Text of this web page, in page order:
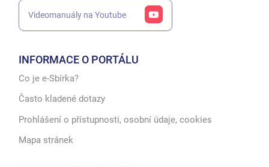
Videomanuály na Youtube
INFORMACE O PORTÁLU
Co je e-Sbírka?
Často kladené dotazy
Prohlášení o přístupnosti, osobní údaje, cookies
Mapa stránek